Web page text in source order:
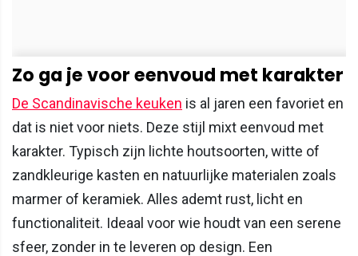
Zo ga je voor eenvoud met karakter
De Scandinavische keuken is al jaren een favoriet en
dat is niet voor niets. Deze stijl mixt eenvoud met
karakter. Typisch zijn lichte houtsoorten, witte of
zandkleurige kasten en natuurlijke materialen zoals
marmer of keramiek. Alles ademt rust, licht en
functionaliteit. Ideaal voor wie houdt van een serene
sfeer, zonder in te leveren op design. Een